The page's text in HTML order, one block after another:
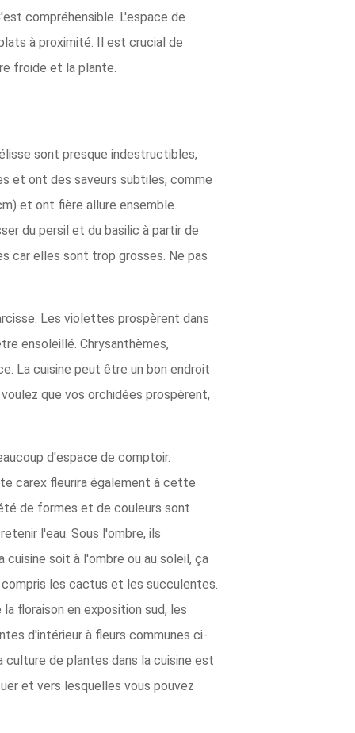
compréhensible. L'espace de
à proximité. Il est crucial de
froide et la plante.
sont presque indestructibles,
et ont des saveurs subtiles, comme
et ont fière allure ensemble.
du persil et du basilic à partir de
car elles sont trop grosses. Ne pas
Les violettes prospèrent dans
ensoleillé. Chrysanthèmes,
La cuisine peut être un bon endroit
que vos orchidées prospèrent,
d'espace de comptoir.
carex fleurira également à cette
de formes et de couleurs sont
l'eau. Sous l'ombre, ils
soit à l'ombre ou au soleil, ça
les cactus et les succulentes.
floraison en exposition sud, les
d'intérieur à fleurs communes ci-
culture de plantes dans la cuisine est
et vers lesquelles vous pouvez